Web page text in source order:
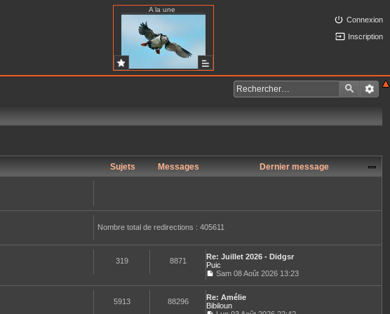
A la une
Connexion
Inscription
Sujets Messages Dernier message
Nombre total de redirections : 405611
319 8871
Re: Juillet 2026 - Didgsr
Puic
o
n
s
Sam 08 Août 2026 13:23
5913 88296
Re: Amélie
Bibiloun